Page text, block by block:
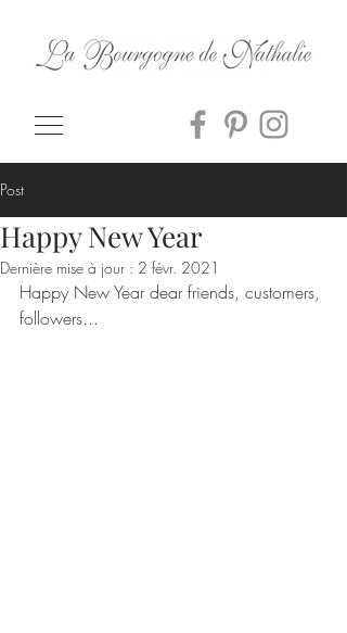
Post
Happy New Year
Dernière mise à jour : 2 févr. 2021
Happy New Year dear friends, customers,
followers...